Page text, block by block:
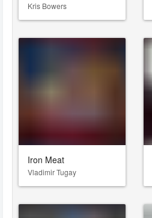
Kris Bowers
Iron Meat
Vladimir Tugay